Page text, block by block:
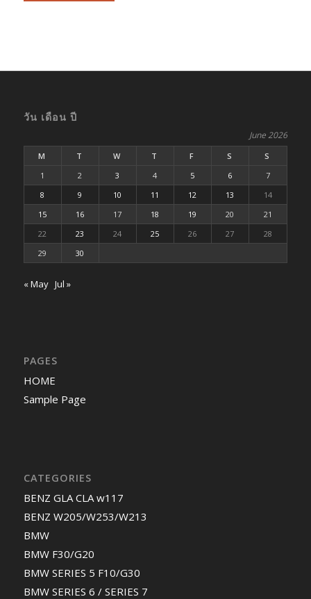
วัน เดือน ปี
June 2026
M T W T F S
S
1
2 3 4 5 6
7
8
9 10 11 12 13
14
15
16 17 18 19 20
21
22
23 24 25 26 27
28
29
30
« May Jul »
PAGES
HOME
Sample Page
CATEGORIES
BENZ GLA CLA w117
BENZ W205/W253/W213
BMW
BMW F30/G20
BMW SERIES 5 F10/G30
BMW SERIES 6 / SERIES 7